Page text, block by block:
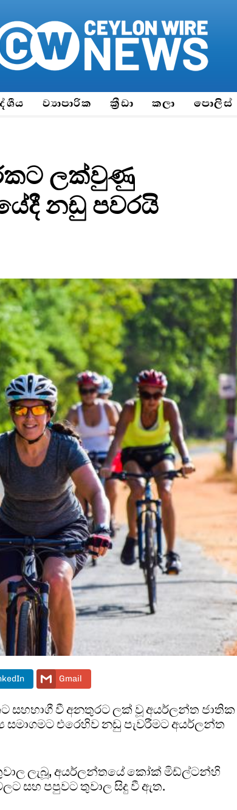
ව්‍යාපාරික ක්‍රීඩා කලා පොලිස්
ලක්වුණු
නඩු පවරයි
Gmail
සහභාගී වී අනතුරට ලක් වූ අයර්ලන්ත ජාතික
සමාගමට එරෙහිව නඩු පැවරීමට අයර්ලන්ත
තුවාල ලැබූ, අයර්ලන්තයේ කෝක් මිඩ්ල්ටන්හි
සහ පපුවට තුවාල සිදු වී ඇත.